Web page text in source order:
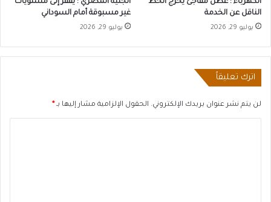
الناقل عن الخدمة
يوليو 29, 2026
غير مسبوقة أمام السوداني
يوليو 29, 2026
اترك تعليقاً
لن يتم نشر عنوان بريدك الإلكتروني. الحقول الإلزامية مشار إليها بـ*